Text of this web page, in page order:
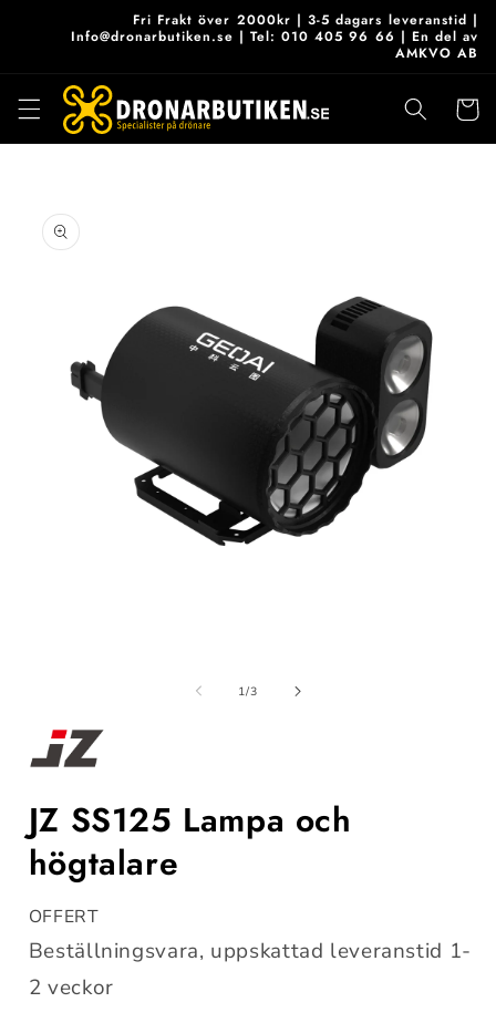
Fri Frakt över 2000kr | 3-5 dagars leveranstid |
Info@dronarbutiken.se | Tel: 010 405 96 66 | En del av
AMKVO AB
vidare till
1/av
3
JZ SS125 Lampa och
högtalare
OFFERT
Beställningsvara, uppskattad leveranstid 1-
2 veckor